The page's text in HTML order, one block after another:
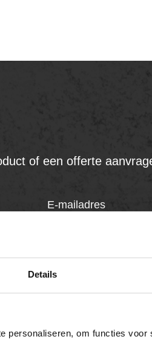
Details
personaliseren, om functies voor
of een offerte
E-mailadres